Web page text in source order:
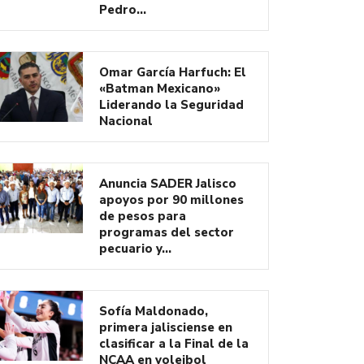
Pedro…
Omar García Harfuch: El
«Batman Mexicano»
Liderando la Seguridad
Nacional
Anuncia SADER Jalisco
apoyos por 90 millones
de pesos para
programas del sector
pecuario y…
Sofía Maldonado,
primera jalisciense en
clasificar a la Final de la
NCAA en voleibol